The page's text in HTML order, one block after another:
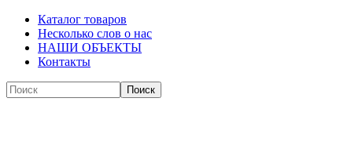
Каталог товаров
Несколько слов о нас
НАШИ ОБЪЕКТЫ
Контакты
Поиск